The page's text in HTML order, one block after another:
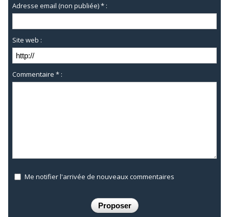
Adresse email (non publiée) * :
Site web :
Commentaire * :
Me notifier l'arrivée de nouveaux commentaires